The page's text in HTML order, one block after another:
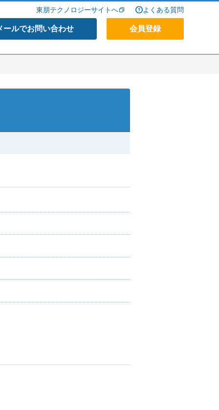
東朋テクノロジーサイトへ よくある質問
ールでお問い合わせ 会員登録